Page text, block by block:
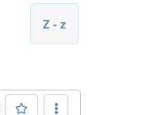
Z - z